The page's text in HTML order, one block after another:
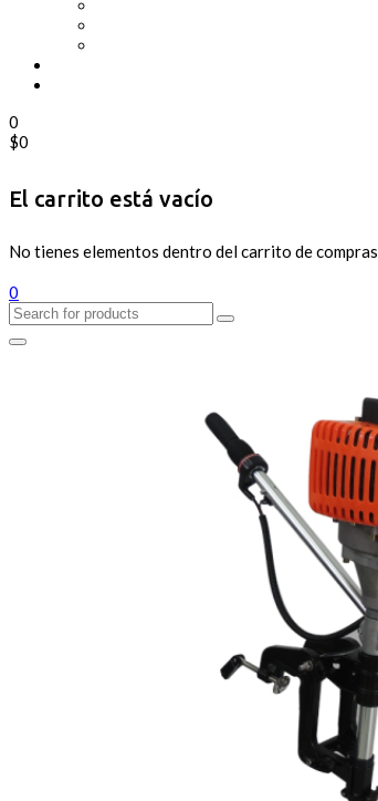
0
$0
El carrito está vacío
No tienes elementos dentro del carrito de compras
0